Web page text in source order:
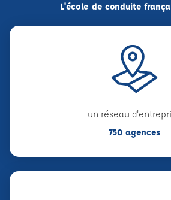
L'école de conduite
un réseau
750 agences